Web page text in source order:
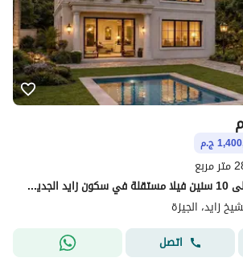
ج.م
تعاقد بـ 10% وقسط على 10 سنين فيلا مستقلة في سكون زايد الجديدة 285 متر بجنينة خاصة جمب وصلة دهشور
زايد، الجيزة
اتصل